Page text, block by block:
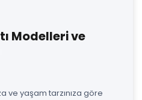
Modelleri ve
ve yaşam tarzınıza göre